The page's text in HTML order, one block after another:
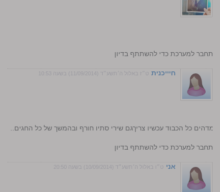
התחבר למערכת כדי להשתתף בדיון
חיייכנית ט״ז באלול ה׳תשע״ד (11/09/2014) בשעה 10:53
מדהים כל הכבוד עכשיו צריךגם שירי סתיו חורף ובהמשך של כל החגים..
התחבר למערכת כדי להשתתף בדיון
אני ט״ו באלול ה׳תשע״ד (10/09/2014) בשעה 20:50